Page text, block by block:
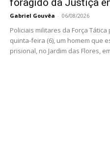
Gabriel Gouvêa - 06/08/2026
Policiais militares da Força
quinta-feira (6), um homem que
prisional, no Jardim das Flores,